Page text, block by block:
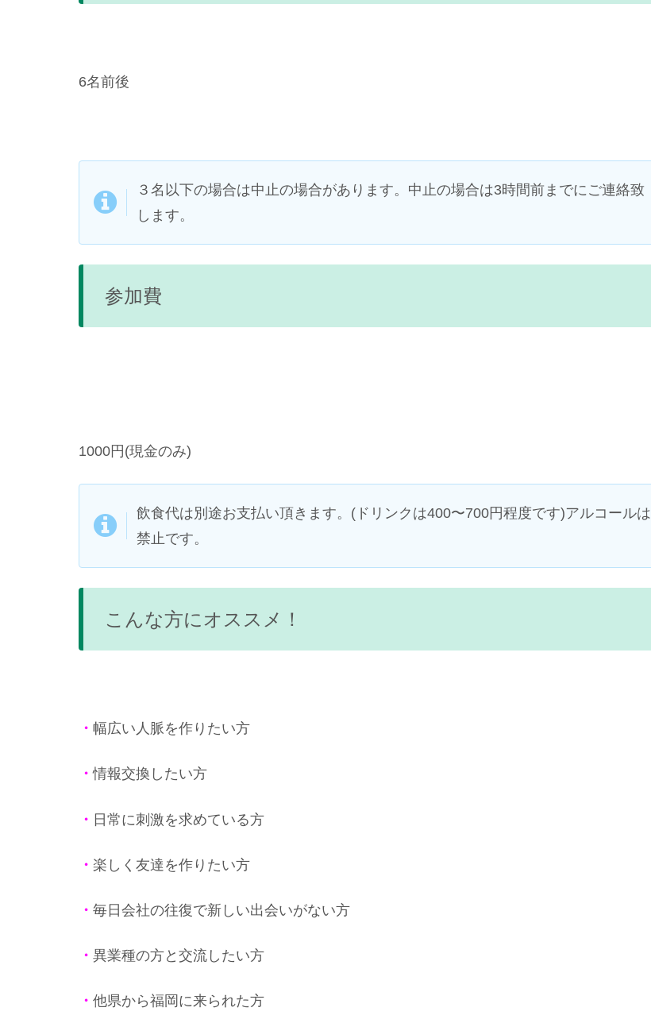
6名前後
３名以下の場合は中止の場合があります。中止の場合は3時間前までにご連絡致
します。
参加費
1000円(現金のみ)
飲食代は別途お支払い頂きます。(ドリンクは400〜700円程度です)アルコールは
禁止です。
こんな方にオススメ！
・ 幅広い人脈を作りたい方
・情報交換したい方
・ 日常に刺激を求めている方
・ 楽しく友達を作りたい方
・ 毎日会社の往復で新しい出会いがない方
・ 異業種の方と交流したい方
・ 他県から福岡に来られた方